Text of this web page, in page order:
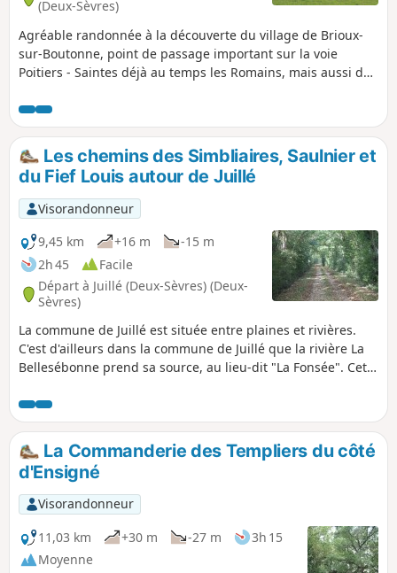
(Deux-Sèvres)
Agréable randonnée à la découverte du village de Brioux-
sur-Boutonne, point de passage important sur la voie
Poitiers - Saintes déjà au temps les Romains, mais aussi de
beau paysage, coule la Boutonne offrant un patrimoine
naturel appréciable.
Les chemins des Simbliaires, Saulnier et
du Fief Louis autour de Juillé
Visorandonneur
9,45 km
+16 m
-15 m
2h 45
Facile
Départ à Juillé (Deux-Sèvres) (Deux-
Sèvres)
La commune de Juillé est située entre plaines et rivières.
C'est d'ailleurs dans la commune de Juillé que la rivière La
Bellesébonne prend sa source, au lieu-dit "La Fonsée". Cette
certains à l'histoire évocatrice comme le Chemin Saulnier.
La Commanderie des Templiers du côté
d'Ensigné
Visorandonneur
11,03 km
+30 m -27 m
3h 15
Moyenne